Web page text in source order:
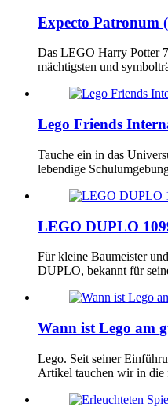
Expecto Patronum
Das LEGO Harry Potter
mächtigsten und
Lego Friends
Tauche ein in das
lebendige
LEGO DUPLO
Für kleine Baumeister
DUPLO, bekannt für
Wann ist Lego am
Lego. Seit seiner
Artikel tauchen wir in die